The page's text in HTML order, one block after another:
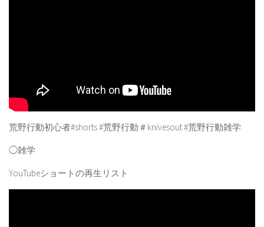
荒野行動初心者#shorts #荒野行動＃knivesout #荒野行動雑学
◯雑学
YouTubeショートの再生リスト